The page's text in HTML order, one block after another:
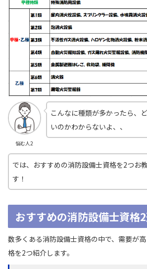
悩む人2
こんなに種類が多かったら、
いのかわからないよ、、
では、おすすめの消防設備士資格を2つお
す！
おすすめの消防設備士資格
数多くある消防設備士資格の中で、需要が
格を2つ紹介します。